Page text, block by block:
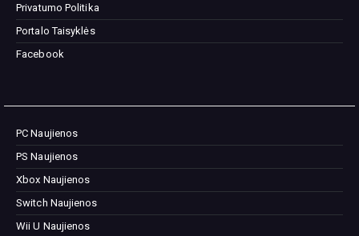
Privatumo Politika
Portalo Taisyklės
Facebook
PC Naujienos
PS Naujienos
Xbox Naujienos
Switch Naujienos
Wii U Naujienos